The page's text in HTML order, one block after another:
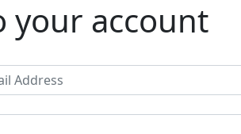
your account